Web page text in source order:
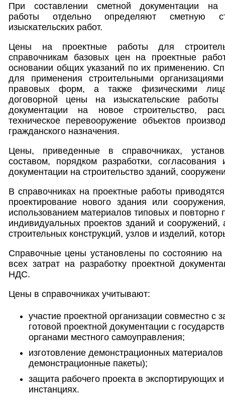
При составлении сметной документации на
работы отдельно определяют сметную
изыскательских работ.
Цены на проектные работы для
справочникам базовых цен на проектные
основании общих указаний по их применению.
для применения строительными
правовых форм, а также физическими
договорной цены на изыскательские работы
документации на новое строительство,
техническое перевооружение объектов
гражданского назначения.
Цены, приведенные в справочниках,
составом, порядком разработки, согласования
документации на строительство зданий,
В справочниках на проектные работы
проектирование нового здания или
использованием материалов типовых и
индивидуальных проектов зданий и сооружений,
строительных конструкций, узлов и изделий,
Справочные цены установлены по состоянию на
всех затрат на разработку проектной
НДС.
Цены в справочниках учитывают:
участие проектной организации совместно с
готовой проектной документации с
органами местного самоуправления;
изготовление демонстрационных
демонстрационные пакеты);
защита рабочего проекта в экспортирующих
инстанциях.